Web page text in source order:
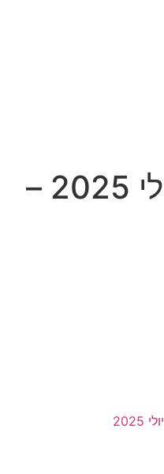
מאזניים – גיליון יולי 2025 –
יולי 2025